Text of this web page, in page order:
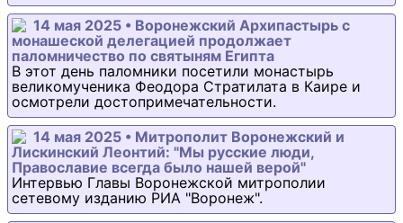
14 мая 2025 • Воронежский Архипастырь с
монашеской делегацией продолжает
паломничество по святыням Египта
В этот день паломники посетили монастырь
великомученика Феодора Стратилата в Каире и
осмотрели достопримечательности.
14 мая 2025 • Митрополит Воронежский и
Лискинский Леонтий: "Мы русские люди,
Православие всегда было нашей верой"
Интервью Главы Воронежской митрополии
сетевому изданию РИА "Воронеж".